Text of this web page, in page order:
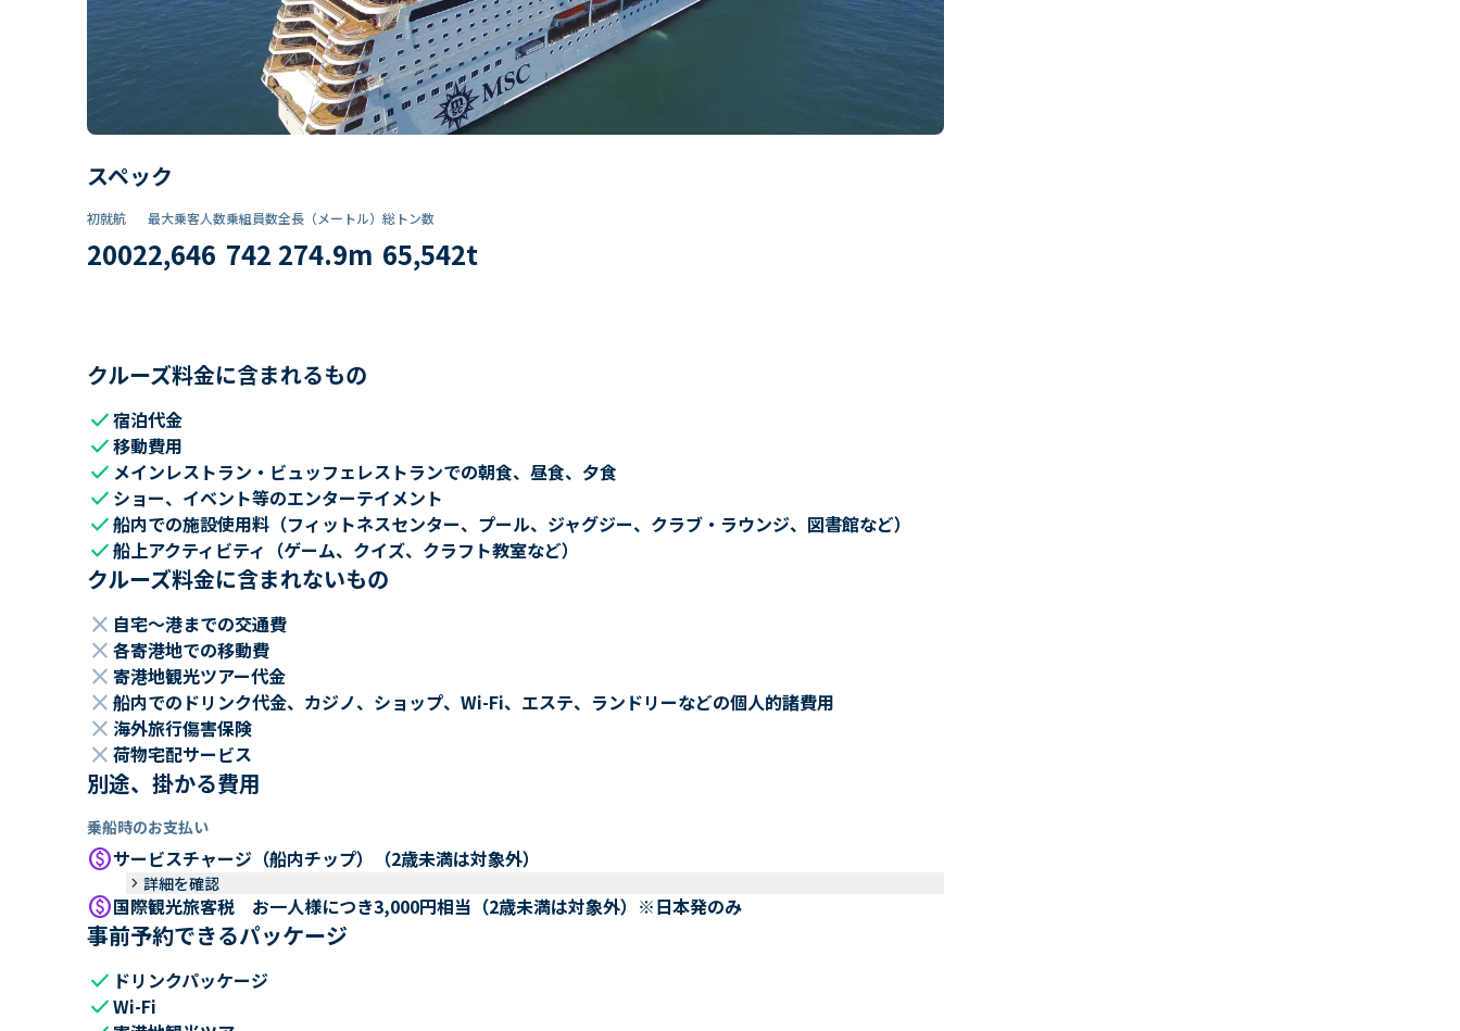
スペック
初就航
2002
最大乗客人数
2,646
乗組員数​
742
全長（メートル）
274.9m
総トン数​
65,542t
クルーズ料金に含まれるもの
check宿泊代金
check移動費用
check メインレストラン・ビュッフェレストランでの朝食、昼食、夕食
check ショー、イベント等のエンターテイメント
check船内での施設使用料（フィットネスセンター、プール、ジャグジー、クラブ・ラウンジ、図書館など）
check船上アクティビティ（ゲーム、クイズ、クラフト教室など）
クルーズ料金に含まれないもの
close 自宅～港までの交通費
close 各寄港地での移動費
close 寄港地観光ツアー代金
close 船内でのドリンク代金、カジノ、ショップ、Wi-Fi、エステ、ランドリーなどの個人的諸費用
close 海外旅行傷害保険
close 荷物宅配サービス
別途、掛かる費用
乗船時のお支払い
paidサービスチャージ（船内チップ）（2歳未満は対象外）
keyboard_arrow_right 詳細を確認
paid国際観光旅客税 お一人様につき3,000円相当（2歳未満は対象外）※日本発のみ
事前予約できるパッケージ
check ドリンクパッケージ
checkWi-Fi